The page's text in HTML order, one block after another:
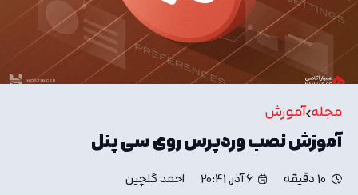
مجله آموزش
آموزش نصب وردپرس روی سی پنل
10 دقیقه 6 آذر, 20:41 احمد گلچین